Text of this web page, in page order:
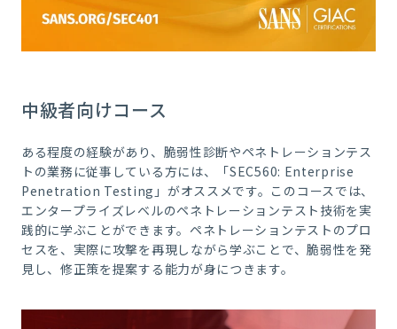
中級者向けコース
ある程度の経験があり、脆弱性診断やペネトレーションテス
トの業務に従事している方には、「SEC560: Enterprise
Penetration Testing」がオススメです。このコースでは、
エンタープライズレベルのペネトレーションテスト技術を実
践的に学ぶことができます。ペネトレーションテストのプロ
セスを、実際に攻撃を再現しながら学ぶことで、脆弱性を発
見し、修正策を提案する能力が身につきます。